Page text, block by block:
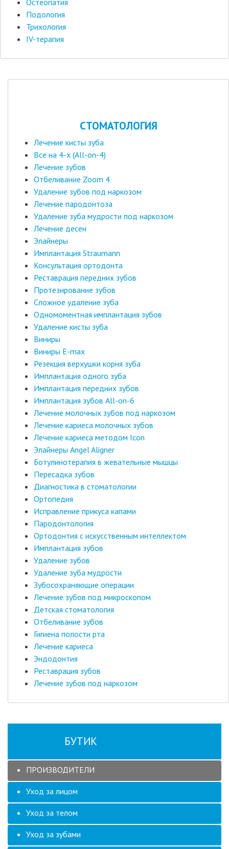
Остеопатия
Подология
Трихология
IV-терапия
СТОМАТОЛОГИЯ
Лечение кисты зуба
Все на 4-х (All-on-4)
Лечение зубов
Отбеливание Zoom 4
Удаление зубов под наркозом
Лечение пародонтоза
Удаление зуба мудрости под наркозом
Лечение десен
Элайнеры
Имплантация Straumann
Консультация ортодонта
Реставрация передних зубов
Протезирование зубов
Сложное удаление зуба
Одномоментная имплантация зубов
Удаление кисты зуба
Виниры
Виниры E-max
Резекция верхушки корня зуба
Имплантация одного зуба
Имплантация передних зубов
Имплантация зубов All-on-6
Лечение молочных зубов под наркозом
Лечение кариеса молочных зубов
Лечение кариеса методом Icon
Элайнеры Angel Aligner
Ботулинотерапия в жевательные мышцы
Пересадка зубов
Диагностика в стоматологии
Ортопедия
Исправление прикуса капами
Пародонтология
Ортодонтия с искусственным интеллектом
Имплантация зубов
Удаление зубов
Удаление зуба мудрости
Зубосохраняющие операции
Лечение зубов под микроскопом
Детская стоматология
Отбеливание зубов
Гигиена полости рта
Лечение кариеса
Эндодонтия
Реставрация зубов
Лечение зубов под наркозом
БУТИК
ПРОИЗВОДИТЕЛИ
Уход за лицом
Уход за телом
Уход за зубами